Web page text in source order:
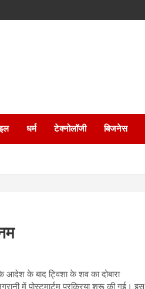
धर्म टेक्नोलॉजी बिजनेस
आदेश के बाद ट्विशा के शव का दोबारा
में पोस्टमार्टम प्रक्रिया शुरू की गई। इस